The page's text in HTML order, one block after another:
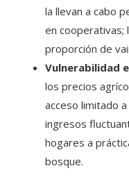
la llevan a cabo
en cooperativas;
proporción de
Vulnerabilidad
los precios
acceso limitado
ingresos
hogares a
bosque.